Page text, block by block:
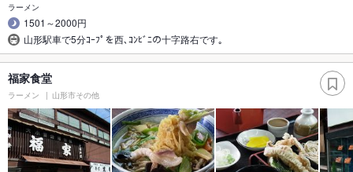
ラーメン
1501～2000円
山形駅車で5分ｺｰﾌﾟを西､ｺﾝﾋﾞﾆの十字路右です｡
福家食堂
ラーメン 山形市その他